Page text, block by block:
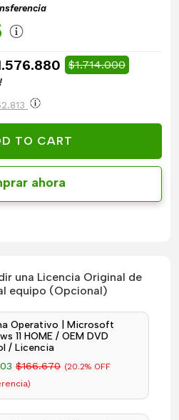
$1.714.000
TO CART
ahora
una Licencia Original de
equipo (Opcional)
Operativo | Microsoft
11 HOME / OEM DVD
/ Licencia
$166.670 (20.2% OFF